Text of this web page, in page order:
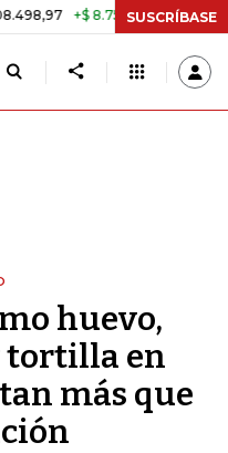
+$ 8.753,81 +2,19% TASA
SUSCRÍBASE
huevo,
tortilla en
más que